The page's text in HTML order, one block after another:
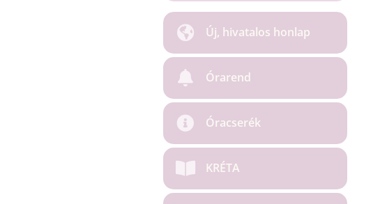
Új, hivatalos honlap
Órarend
Óracserék
KRÉTA